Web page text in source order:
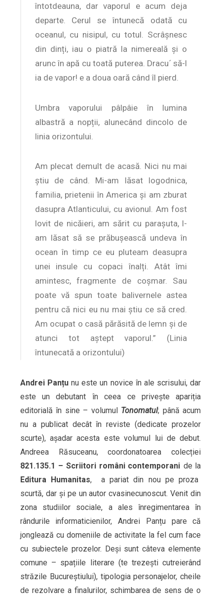
întotdeauna, dar vaporul e acum deja
departe. Cerul se întunecă odată cu
oceanul, cu nisipul, cu totul. Scrâșnesc
din dinți, iau o piatră la nimereală și o
arunc în apă cu toată puterea. Dracu´ să-l
ia de vapor! e a doua oară când îl pierd.
Umbra vaporului pâlpâie în lumina
albastră a nopții, alunecând dincolo de
linia orizontului.
Am plecat demult de acasă. Nici nu mai
știu de când. Mi-am lăsat logodnica,
familia, prietenii în America și am zburat
dasupra Atlanticului, cu avionul. Am fost
lovit de nicăieri, am sărit cu parașuta, l-
am lăsat să se prăbușească undeva în
ocean în timp ce eu pluteam deasupra
unei insule cu copaci înalți. Atât îmi
amintesc, fragmente de coșmar. Sau
poate vă spun toate balivernele astea
pentru că nici eu nu mai știu ce să cred.
Am ocupat o casă părăsită de lemn și de
atunci tot aștept vaporul.” (Linia
întunecată a orizontului)
Andrei Panțunu este un novice în ale scrisului, dar
este un debutant în ceea ce privește apariția
editorială în sine – volumul Tonomatul; până acum
nu a publicat decât în reviste (dedicate prozelor
scurte), așadar acesta este volumul lui de debut.
Andreea Răsuceanu, coordonatoarea colecției
821.135.1 – Scriitori români contemporani de la
Editura Humanitas, a pariat din nou pe proza
scurtă, dar și pe un autor cvasinecunoscut. Venit din
zona studiilor sociale, a ales înregimentarea în
rândurile informaticienilor, Andrei Panțu pare că
jonglează cu domeniile de activitate la fel cum face
cu subiectele prozelor. Deși sunt câteva elemente
comune – spațiile literare (te trezești cutreierând
străzile Bucureștiului), tipologia personajelor, cheile
de rezolvare a finalurilor, schimbarea de sens de o